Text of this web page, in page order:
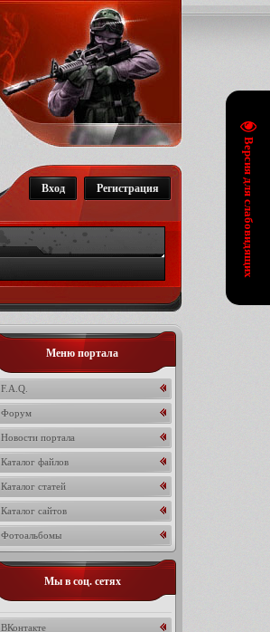
Версия для слабовидящих
Регистрация
Вход
Меню портала
F.A.Q.
Форум
Новости портала
Каталог файлов
Каталог статей
Каталог сайтов
Фотоальбомы
Мы в соц. сетях
ВКонтакте